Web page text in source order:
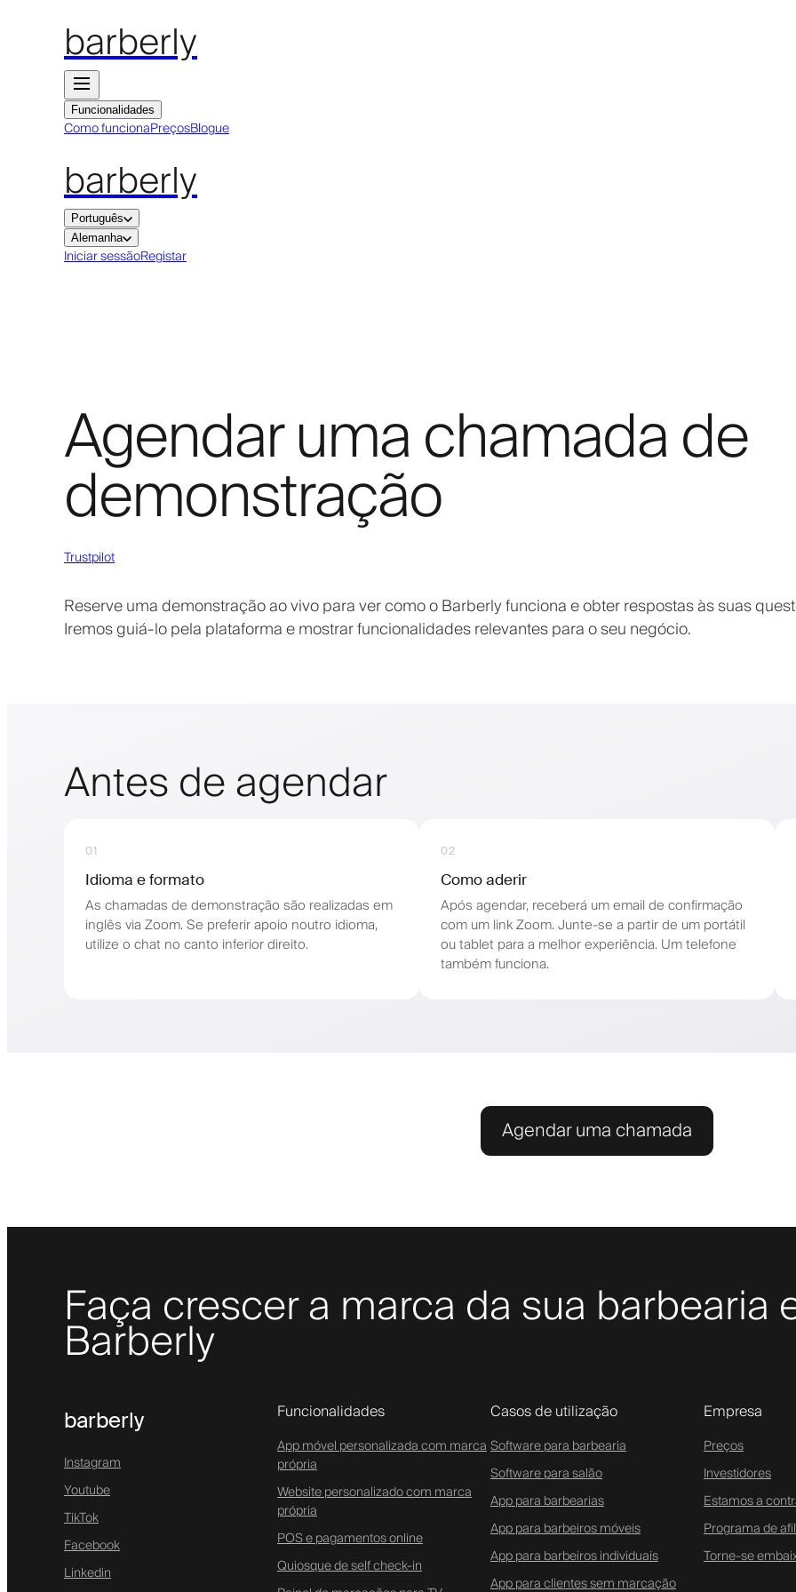
barberly
Funcionalidades
Como funcionaPreçosBlogue
barberly
Português
Alemanha
Iniciar sessãoRegistar
Agendar uma chamada de
demonstração
Trustpilot
Reserve uma demonstração ao vivo para ver como o Barberly funciona e obter respostas às suas
Iremos guiá-lo pela plataforma e mostrar funcionalidades relevantes para o seu negócio.
Antes de agendar
01
Idioma e formato
As chamadas de demonstração são realizadas em
inglês via Zoom. Se preferir apoio noutro idioma,
utilize o chat no canto inferior direito.
02
Como aderir
Após agendar, receberá um email de confirmação
com um link Zoom. Junte-se a partir de um portátil
ou tablet para a melhor experiência. Um telefone
também funciona.
Agendar uma chamada
Faça crescer a marca da sua barbearia
Barberly
barberly
Instagram
Youtube
TikTok
Facebook
Linkedin
Funcionalidades
App móvel personalizada com marca
própria
Website personalizado com marca
própria
POS e pagamentos online
Quiosque de self check-in
Casos de utilização
Software para barbearia
Software para salão
App para barbearias
App para barbeiros móveis
App para barbeiros individuais
App para clientes sem marcação
Empresa
Preços
Investidores
Estamos a
Programa de
Torne-se